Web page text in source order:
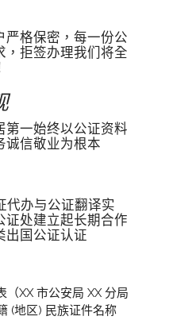
严格保密，每一份公
，拒签办理我们将全
第一始终以公证资料
诚信敬业为根本
代办与公证翻译实
证处建立起长期合作
出国公证认证
（XX 市公安局 XX 分局
(地区) 民族证件名称